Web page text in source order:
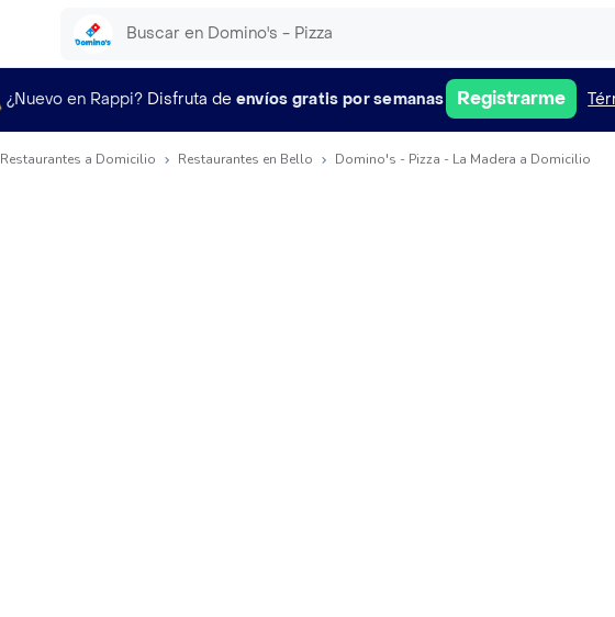
¿Nuevo en Rappi? Disfruta de envíos gratis por semanas Registrarme
Restaurantes a Domicilio Restaurantes en Bello Domino's - Pizza - La Madera a Domicilio